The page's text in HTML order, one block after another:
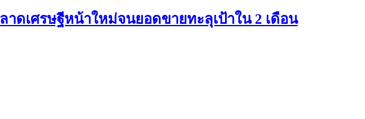
ดเศรษฐีหน้าใหม่จนยอดขายทะลุเป้าใน 2 เดือน